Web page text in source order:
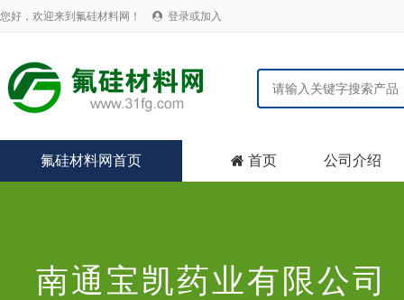
您好，欢迎来到氟硅材料网！  登录或加入
氟硅材料网首页  首页 公司介绍
南通宝凯药业有限公司